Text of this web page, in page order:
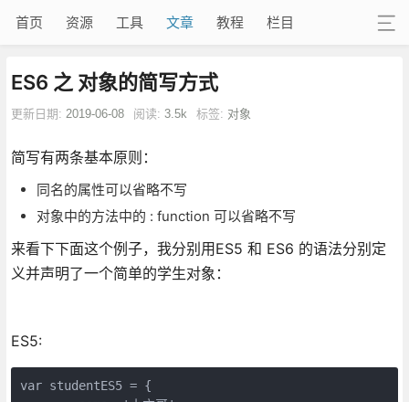
首页 资源 工具 文章 教程 栏目
ES6 之 对象的简写方式
更新日期: 2019-06-08 阅读: 3.5k 标签: 对象
简写有两条基本原则：
同名的属性可以省略不写
对象中的方法中的 : function 可以省略不写
来看下下面这个例子，我分别用ES5 和 ES6 的语法分别定
义并声明了一个简单的学生对象：
ES5:
var studentES5 = {